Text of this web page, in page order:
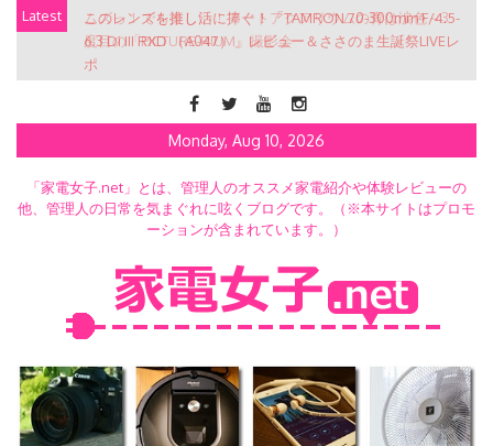
SkipLatest
このレンズを推し活に捧ぐ！「TAMRON 70-300mm F/4.5-
6.3 Di III RXD （A047）」レビュー＆ささのま生誕祭LIVEレ
ポ
Monday, Aug 10, 2026
「家電女子.net」とは、管理人のオススメ家電紹介や体験レビューの
他、管理人の日常を気まぐれに呟くブログです。（※本サイトはプロモ
ーションが含まれています。）